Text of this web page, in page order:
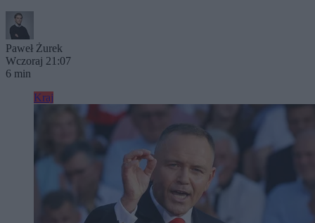
Paweł Żurek
Wczoraj 21:07
6 min
Kraj